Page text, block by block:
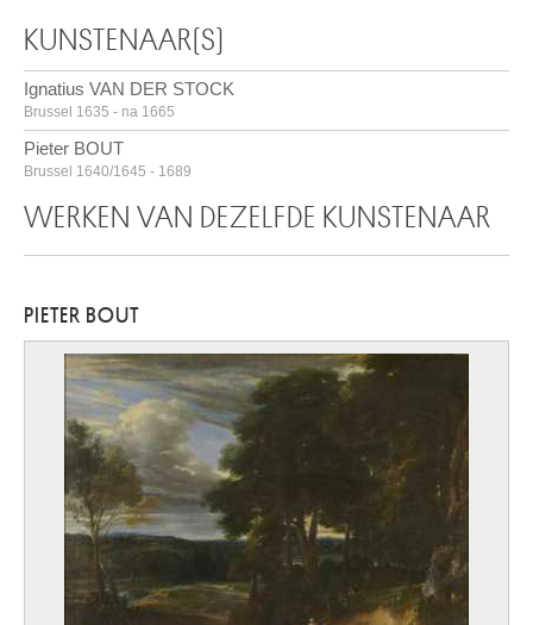
KUNSTENAAR(S)
Ignatius VAN DER STOCK
Brussel 1635 - na 1665
Pieter BOUT
Brussel 1640/1645 - 1689
WERKEN VAN DEZELFDE KUNSTENAAR
PIETER BOUT